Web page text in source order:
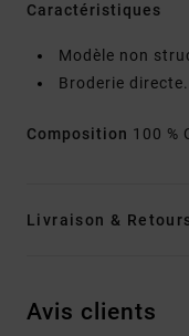
Caractéristiques
Modèle non
Broderie directe.
Composition 100 %
Livraison &
Avis clients